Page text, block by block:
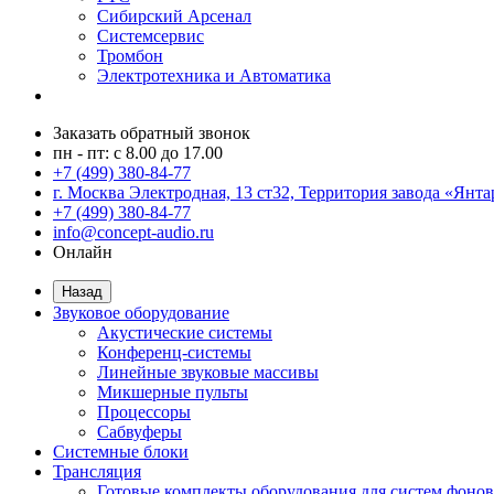
Сибирский Арсенал
Системсервис
Тромбон
Электротехника и Автоматика
Заказать обратный звонок
пн - пт: с 8.00 до 17.00
+7 (499) 380-84-77
г. Москва Электродная, 13 ст32, Территория завода
+7 (499) 380-84-77
info@concept-audio.ru
Онлайн
Назад
Звуковое оборудование
Акустические системы
Конференц-системы
Линейные звуковые массивы
Микшерные пульты
Процессоры
Сабвуферы
Системные блоки
Трансляция